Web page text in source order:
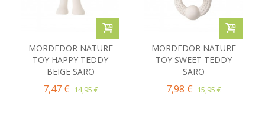
MORDEDOR NATURE
TOY HAPPY TEDDY
BEIGE SARO
7,47 € 14,95 €
MORDEDOR NATURE
TOY SWEET TEDDY
SARO
7,98 € 15,95 €